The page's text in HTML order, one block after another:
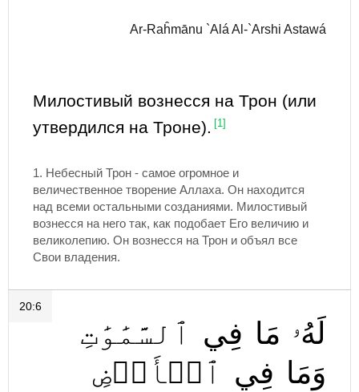
Ar-Raĥmānu `Alá Al-`Arshi Astawá
Милостивый вознесся на Трон (или
утвердился на Троне).
[1]
1. Небесный Трон - самое огромное и
величественное творение Аллаха. Он находится
над всеми остальными созданиями. Милостивый
вознесся на него так, как подобает Его величию и
великолепию. Он вознесся на Трон и объял все
Свои владения.
20:6
لَهُۥ مَا فِي ٱلسَّمَٰوَٰتِ
وَمَا فِي ٱلۡأَرۡضِ